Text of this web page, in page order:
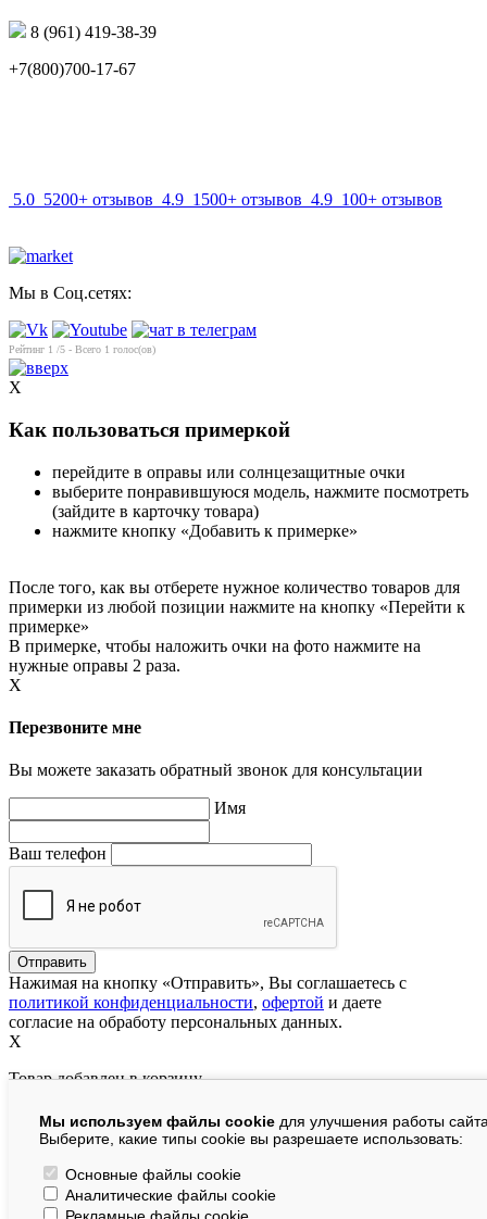
8 (961) 419-38-39
+7(800)700-17-67
5.0 5200+ отзывов 4.9 1500+ отзывов 4.9 100+ отзывов
Мы в Соц.сетях:
Рейтинг 1 /5 - Всего 1 голос(ов)
Мы используем файлы cookie для улучшения работы
Выберите, какие типы cookie вы разрешаете использовать:
Основные файлы cookie
Аналитические файлы cookie
X
Как пользоваться примеркой
перейдите в оправы или солнцезащитные очки
выберите понравившуюся модель, нажмите посмотреть
(зайдите в карточку товара)
нажмите кнопку «Добавить к примерке»
После того, как вы отберете нужное количество товаров для
примерки из любой позиции нажмите на кнопку «Перейти к
примерке»
В примерке, чтобы наложить очки на фото нажмите на
нужные оправы 2 раза.
X
Перезвоните мне
Вы можете заказать обратный звонок для консультации
Имя
Ваш телефон
Нажимая на кнопку «Отправить», Вы соглашаетесь с
политикой конфиденциальности, офертой и даете
согласие на обработу персональных данных.
X
Товар добавлен в корзину
В корзине:шт.
На сумму:руб.